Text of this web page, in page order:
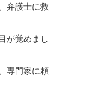
弁護士に救
が覚めまし
専門家に頼